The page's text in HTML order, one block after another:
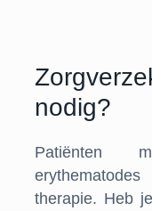
nodig?
Patiënten
therapie. Heb